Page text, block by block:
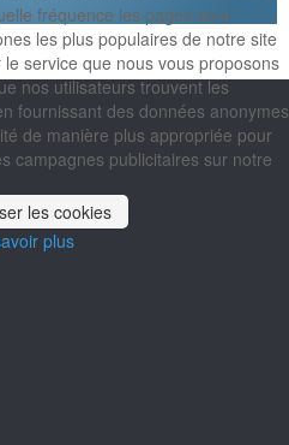
fréquence les pages sont
les plus populaires de notre site
service que nous vous proposons
nos utilisateurs trouvent les
fournissant des données anonymes
de manière plus appropriée pour
campagnes publicitaires sur notre
les cookies
plus